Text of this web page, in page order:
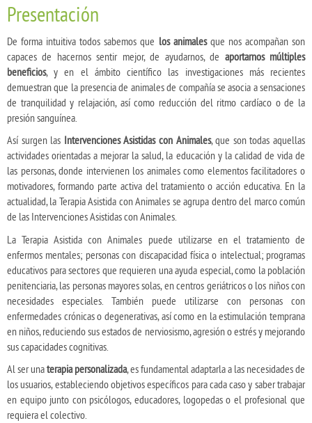
Presentación
De forma intuitiva todos sabemos que los animalesque nos acompañan son
capaces de hacernos sentir mejor, de ayudarnos, de aportarnos múltiples
beneficios, y en el ámbito científico las investigaciones más recientes
demuestran que la presencia de animales de compañía se asocia a sensaciones
de tranquilidad y relajación, así como reducción del ritmo cardíaco o de la
presión sanguínea.
Así surgen las Intervenciones Asistidas con Animales, que son todas aquellas
actividades orientadas a mejorar la salud, la educación y la calidad de vida de
las personas, donde intervienen los animales como elementos facilitadores o
motivadores, formando parte activa del tratamiento o acción educativa. En la
actualidad, la Terapia Asistida con Animales se agrupa dentro del marco común
de las Intervenciones Asistidas con Animales.
La Terapia Asistida con Animales puede utilizarse en el tratamiento de
enfermos mentales; personas con discapacidad física o intelectual; programas
educativos para sectores que requieren una ayuda especial, como la población
penitenciaria, las personas mayores solas, en centros geriátricos o los niños con
necesidades especiales. También puede utilizarse con personas con
enfermedades crónicas o degenerativas, así como en la estimulación temprana
en niños, reduciendo sus estados de nerviosismo, agresión o estrés y mejorando
sus capacidades cognitivas.
Al ser unaterapia personalizada, es fundamental adaptarla a las necesidades de
los usuarios, estableciendo objetivos específicos para cada caso y saber trabajar
en equipo junto con psicólogos, educadores, logopedas o el profesional que
requiera el colectivo.